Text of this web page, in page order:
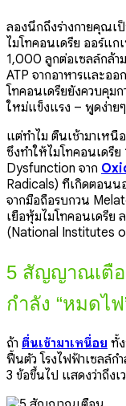
ลองนึกถึงร่างกายคุณเ
ไมโทคอนเดรีย ออร์แก
1,000 ลูกต่อเซลล์กล้า
ATP จากอาหารและอ
โทคอนเดรียยังควบคุม
ใหม่แข็งแรง – พูดง่าย
แต่ทำไม ตื่นเช้ามาเห
ซึ่งทำให้ไมโทคอนเดรี
Dysfunction จาก
Radicals) ที่เกิดตอน
จากมือถือรบกวน
เยื่อหุ้มไมโทคอนเดรีย
(National Institutes
5 สัญญาณเตื
กำลัง “หมดไ
ถ้า ตื่นเช้ามาเหนื่อย ทั้
ฟื้นตัว โรงไฟฟ้าเซลล์ก
3 ข้อขึ้นไป แสดงว่าถึง